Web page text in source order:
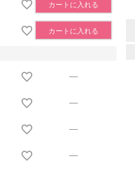
カートに入れる
カートに入れる
—
—
—
—